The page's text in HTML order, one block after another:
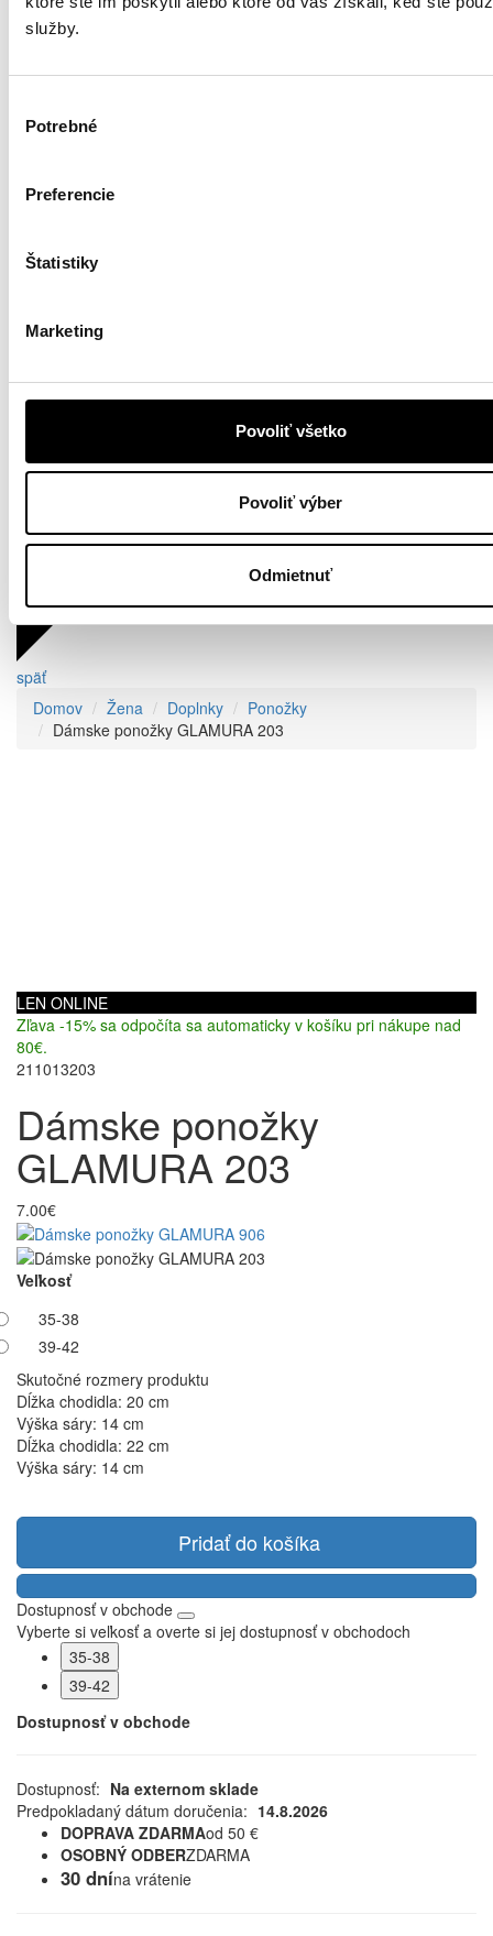
služby.
súhlasu
Potrebné
Preferencie
Štatistiky
Marketing
Povoliť všetko
Povoliť výber
Odmietnuť
späť
Domov
Žena Doplnky
Ponožky
Dámske ponožky GLAMURA 203
LEN ONLINE
Zľava -15% sa odpočíta sa automaticky v košíku pri nákupe nad
80€.
211013203
Dámske ponožky
GLAMURA 203
7.00€
Veľkosť
35-38
39-42
Skutočné rozmery produktu
Dĺžka chodidla: 20 cm
Výška sáry: 14 cm
Dĺžka chodidla: 22 cm
Výška sáry: 14 cm
Pridať do košíka
Dostupnosť v obchode
Vyberte si veľkosť a overte si jej dostupnosť v obchodoch
35-38
39-42
Dostupnosť v obchode
Dostupnosť: Na externom sklade
Predpokladaný dátum doručenia: 14.8.2026
DOPRAVA ZDARMAod 50 €
OSOBNÝ ODBERZDARMA
30 dnína vrátenie